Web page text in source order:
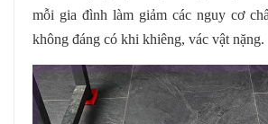
mỗi gia đình làm giảm các nguy cơ
không đáng có khi khiêng, vác vật nặng.